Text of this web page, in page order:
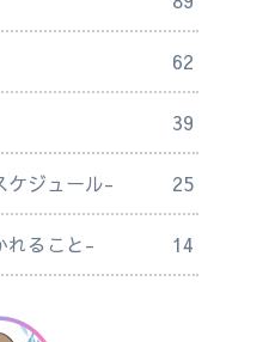
62
39
ケジュール- 25
れること- 14